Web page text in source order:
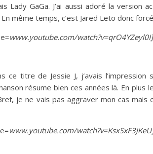
Lady GaGa. J’ai aussi adoré la version
même temps, c’est Jared Leto donc
www.youtube.com/watch?v=qrO4YZeyl0I]
ce titre de Jessie J, j’avais l’impression
résume bien ces années là. En plus
je ne vais pas aggraver mon cas mais
www.youtube.com/